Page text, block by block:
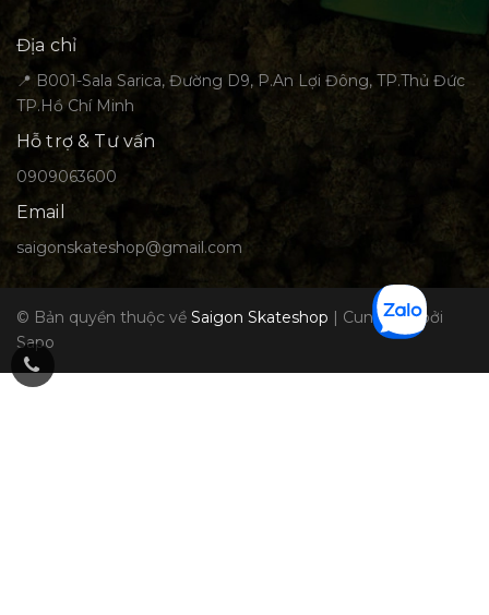
Địa chỉ
📍 B001-Sala Sarica, Đường D9, P.An Lợi Đông, TP.Thủ Đức
TP.Hồ Chí Minh
Hỗ trợ & Tư vấn
0909063600
Email
saigonskateshop@gmail.com
© Bản quyền thuộc về Saigon Skateshop | Cung cấp bởi
Sapo